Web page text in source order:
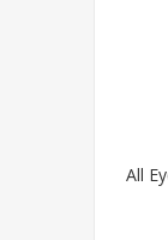
All